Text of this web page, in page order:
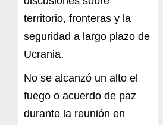
territorio, fronteras y la
seguridad a largo plazo de
Ucrania.
No se alcanzó un alto el
fuego o acuerdo de paz
durante la reunión en